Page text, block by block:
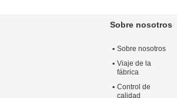
Sobre nosotros
Sobre nosotros
Viaje de la
fábrica
Control de
calidad